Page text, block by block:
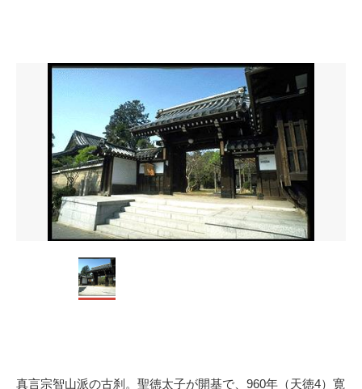
真言宗智山派の古刹。聖徳太子が開基で、960年（天徳4）寛